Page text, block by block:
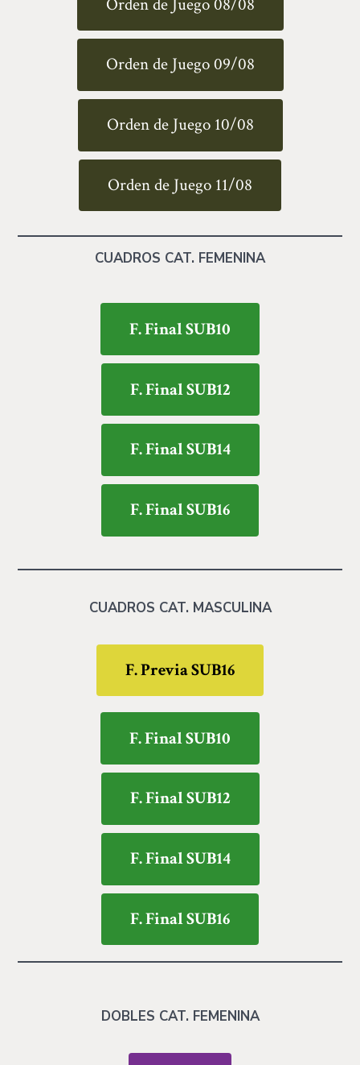
Orden de Juego 09/08
Orden de Juego 10/08
Orden de Juego 11/08
CUADROS CAT. FEMENINA
F. Final SUB10
F. Final SUB12
F. Final SUB14
F. Final SUB16
CUADROS CAT. MASCULINA
F. Previa SUB16
F. Final SUB10
F. Final SUB12
F. Final SUB14
F. Final SUB16
DOBLES CAT. FEMENINA